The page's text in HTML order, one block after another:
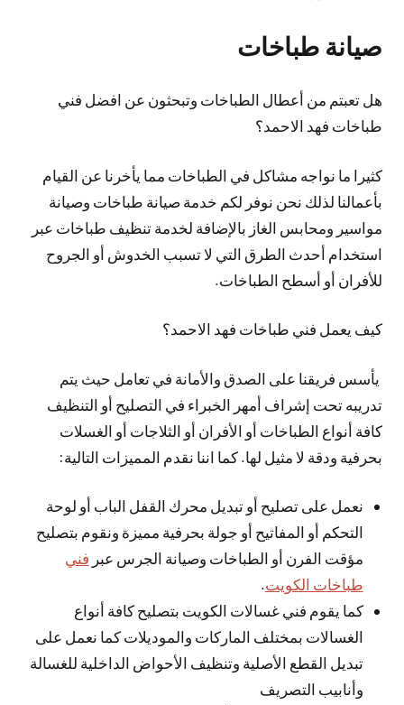
صيانة طباخات
هل تعبتم من أعطال الطباخات وتبحثون عن افضل فني
طباخات فهد الاحمد؟
كثيرا ما نواجه مشاكل في الطباخات مما يأخرنا عن القيام
بأعمالنا لذلك نحن نوفر لكم خدمة صيانة طباخات وصيانة
مواسير ومحابس الغاز بالإضافة لخدمة تنظيف طباخات عبر
استخدام أحدث الطرق التي لا تسبب الخدوش أو الجروح
للأفران أو أسطح الطباخات.
كيف يعمل فني طباخات فهد الاحمد؟
يأسس فريقنا على الصدق والأمانة في تعامل حيث يتم
تدريبه تحت إشراف أمهر الخبراء في التصليح أو التنظيف
كافة أنواع الطباخات أو الأفران أو الثلاجات أو الغسلات
بحرفية ودقة لا مثيل لها. كما اننا نقدم المميزات التالية:
نعمل على تصليح أو تبديل محرك القفل الباب أو لوحة
التحكم أو المفاتيح أو جولة بحرفية مميزة ونقوم بتصليح
مؤقت الفرن أو الطباخات وصيانة الجرس عبر فني
طباخات الكويت.
كما يقوم فني غسالات الكويت بتصليح كافة أنواع
الغسالات بمختلف الماركات والموديلات كما نعمل على
تبديل القطع الأصلية وتنظيف الأحواض الداخلية للغسالة
وأنابيب التصريف